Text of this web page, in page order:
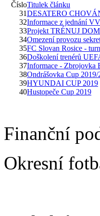
ČísloTitulek článku
31DESATERO
32Informace z jednání
33Projekt TRÉNUJ
34Omezení provozu
35FC Slovan Rosice -
36Doškolení trenérů
37Informace - Zbrojovka
38Ondrášovka Cup 2019/
39HYUNDAI CUP 2019
40Hustopeče Cup 2019
Finanční
Okresní